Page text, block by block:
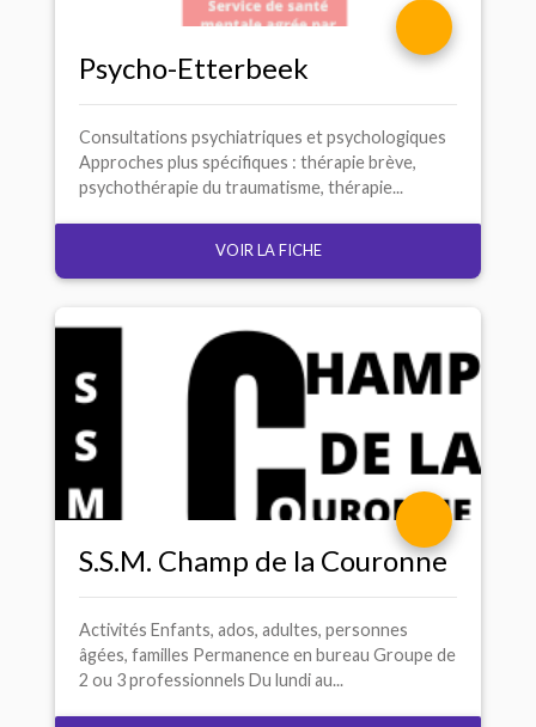
Psycho-Etterbeek
Consultations psychiatriques et psychologiques
Approches plus spécifiques : thérapie brève,
psychothérapie du traumatisme, thérapie...
VOIR LA FICHE
S.S.M. Champ de la Couronne
Activités Enfants, ados, adultes, personnes
âgées, familles Permanence en bureau Groupe de
2 ou 3 professionnels Du lundi au...